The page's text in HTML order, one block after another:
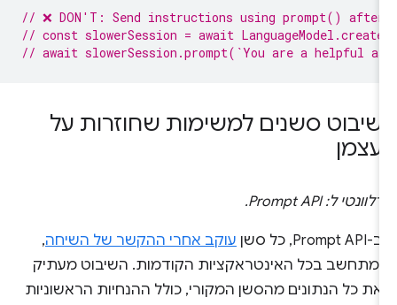
// ❌ DON'T: Send instructions using prompt()
// const slowerSession = await
// await slowerSession.prompt(`You are a
שיבוט סשנים למשימות שחוזרות על
עצמן
רלוונטי ל: Prompt API.
עוקב אחרי ההקשר של השיחה,
ומתחשב בכל האינטראקציות הקודמות. השיבוט מעתיק
את כל הנתונים מהסשן המקורי, כולל ההנחיות הראשוניות